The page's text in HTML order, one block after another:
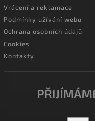
Vrácení a reklamace
Podmínky užívání webu
Ochrana osobních údajů
Cookies
Kontakty